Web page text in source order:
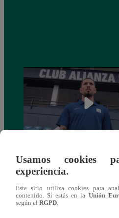
Alianza Lima: así anunció a
como nuevo fichaje para el
Usamos cookies
experiencia.
Este sitio utiliza cookies para
contenido. Si estás en la Unión
según el RGPD.